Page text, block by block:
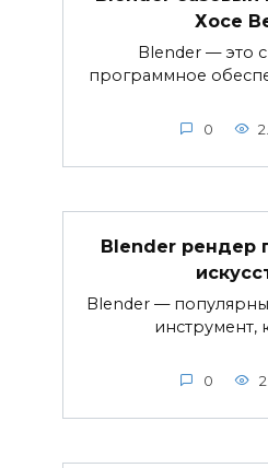
Хосе
Blender — это
программное
0
Blender рендер
Blender —
инструмент,
0